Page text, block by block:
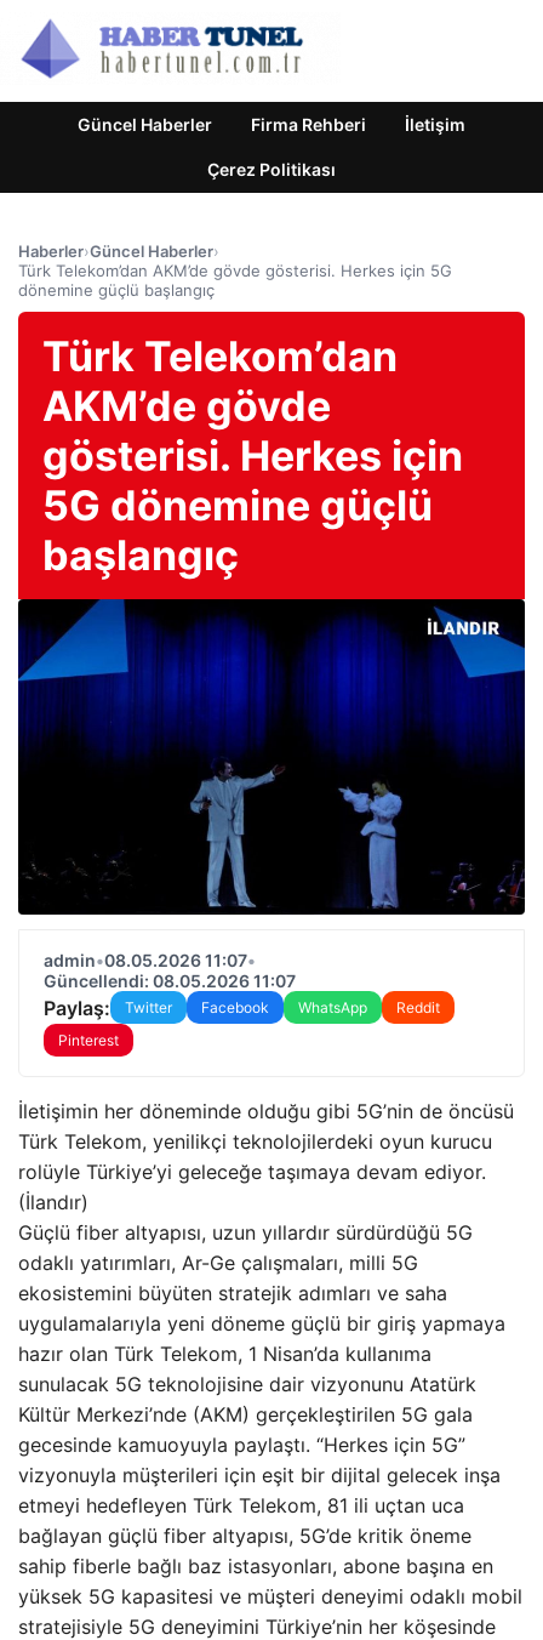
Güncel Haberler Firma Rehberi İletişim
Çerez Politikası
Haberler›Güncel Haberler›
Türk Telekom’dan AKM’de gövde gösterisi. Herkes için 5G
dönemine güçlü başlangıç
Türk Telekom’dan
AKM’de gövde
gösterisi. Herkes için
5G dönemine güçlü
başlangıç
admin•08.05.2026 11:07•
Güncellendi: 08.05.2026 11:07
Paylaş: Twitter Facebook WhatsApp
Reddit
Pinterest
İletişimin her döneminde olduğu gibi 5G’nin de öncüsü
Türk Telekom, yenilikçi teknolojilerdeki oyun kurucu
rolüyle Türkiye’yi geleceğe taşımaya devam ediyor.
(İlandır)
Güçlü fiber altyapısı, uzun yıllardır sürdürdüğü 5G
odaklı yatırımları, Ar-Ge çalışmaları, milli 5G
ekosistemini büyüten stratejik adımları ve saha
uygulamalarıyla yeni döneme güçlü bir giriş yapmaya
hazır olan Türk Telekom, 1 Nisan’da kullanıma
sunulacak 5G teknolojisine dair vizyonunu Atatürk
Kültür Merkezi’nde (AKM) gerçekleştirilen 5G gala
gecesinde kamuoyuyla paylaştı. “Herkes için 5G”
vizyonuyla müşterileri için eşit bir dijital gelecek inşa
etmeyi hedefleyen Türk Telekom, 81 ili uçtan uca
bağlayan güçlü fiber altyapısı, 5G’de kritik öneme
sahip fiberle bağlı baz istasyonları, abone başına en
yüksek 5G kapasitesi ve müşteri deneyimi odaklı mobil
stratejisiyle 5G deneyimini Türkiye’nin her köşesinde